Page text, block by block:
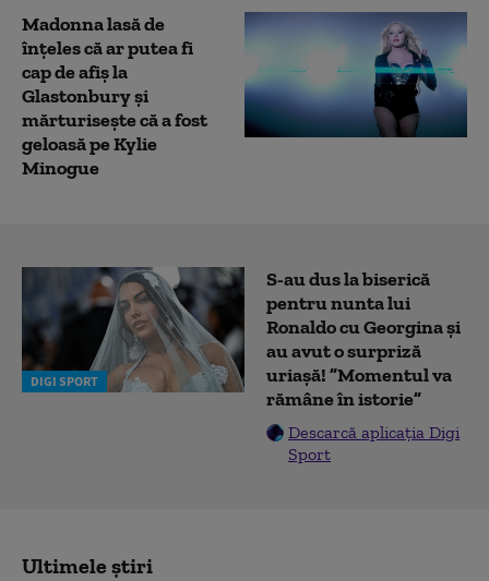
Madonna lasă de
înțeles că ar putea fi
cap de afiș la
Glastonbury și
mărturisește că a fost
geloasă pe Kylie
Minogue
DIGI SPORT
S-au dus la biserică
pentru nunta lui
Ronaldo cu Georgina și
au avut o surpriză
uriașă! ”Momentul va
rămâne în istorie”
Descarcă aplicația Digi
Sport
Ultimele știri